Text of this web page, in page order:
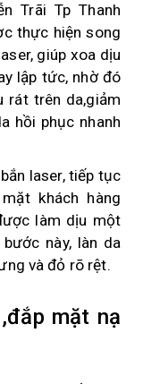
Trãi Tp Thanh
thực hiện song
giúp xoa dịu
lập tức, nhờ đó
rát trên da,giảm
hồi phục nhanh
laser, tiếp tục
khách hàng
làm dịu một
này, làn da
và đỏ rõ rệt.
mặt nạ